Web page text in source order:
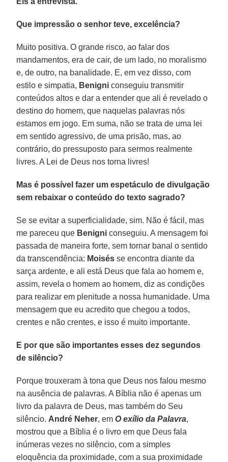
Que impressão o senhor teve, excelência?
Muito positiva. O grande risco, ao falar dos
mandamentos, era de cair, de um lado, no moralismo
e, de outro, na banalidade. E, em vez disso, com
estilo e simpatia, Benigni conseguiu transmitir
conteúdos altos e dar a entender que ali é revelado o
destino do homem, que naquelas palavras nós
estamos em jogo. Em suma, não se trata de uma lei
em sentido agressivo, de uma prisão, mas, ao
contrário, do pressuposto para sermos realmente
livres. A Lei de Deus nos torna livres!
Mas é possível fazer um espetáculo de divulgação
sem rebaixar o conteúdo do texto sagrado?
Se se evitar a superficialidade, sim. Não é fácil, mas
me pareceu que Benigni conseguiu. A mensagem foi
passada de maneira forte, sem tornar banal o sentido
da transcendência: Moisés se encontra diante da
sarça ardente, e ali está Deus que fala ao homem e,
assim, revela o homem ao homem, diz as condições
para realizar em plenitude a nossa humanidade. Uma
mensagem que eu acredito que chegou a todos,
crentes e não crentes, e isso é muito importante.
E por que são importantes esses dez segundos
de silêncio?
Porque trouxeram à tona que Deus nos falou mesmo
na ausência de palavras. A Bíblia não é apenas um
livro da palavra de Deus, mas também do Seu
silêncio. André Neher, emO exílio da Palavra,
mostrou que a Bíblia é o livro em que Deus fala
inúmeras vezes no silêncio, com a simples
eloquência da proximidade, com a sua proximidade